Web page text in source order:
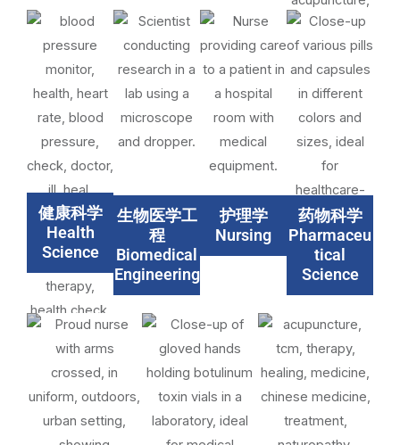
健康科学
Health
Science
生物医学工
程
Biomedical
Engineering
护理学
Nursing
药物科学
Pharmaceu
tical
Science